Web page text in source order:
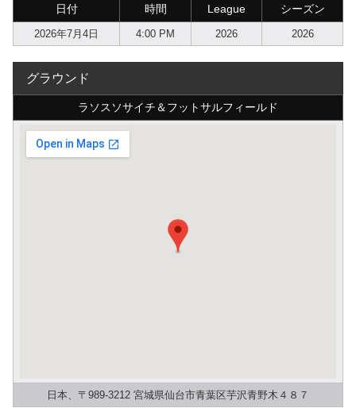
日付 時間 League シーズン
2026年7月4日 4:00 PM 2026 2026
グラウンド
ラソスソサイチ＆フットサルフィールド
日本、〒989-3212 宮城県仙台市青葉区芋沢青野木４８７